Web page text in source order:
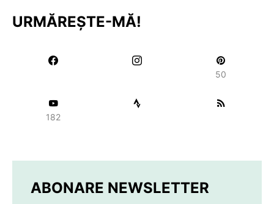
URMĂREȘTE-MĂ!
50
182
ABONARE NEWSLETTER